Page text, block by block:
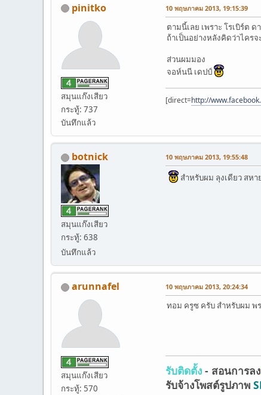
pinitko
สมุนแก๊งเสียว
กระทู้: 737
บันทึกแล้ว
10 พฤษภาคม 2013, 19:15:39
ตามนี้เลย เพราะ โรเบิร์ต
ถ้าเป็นอย่างหลังคิดว่าไคร
ส่วนผมมอง
จอห์นนี เดปป์
[direct=http://
botnick
สมุนแก๊งเสียว
กระทู้: 638
บันทึกแล้ว
10 พฤษภาคม 2013, 19:55:48
สำหรับผม ลุงเดียว สห
arunnafel
สมุนแก๊งเสียว
กระทู้: 570
10 พฤษภาคม 2013, 20:24:34
ทอม ครูซ ครับ สำหรับผม พ
รับติดตั้ง - สอนการลง
รับจ้างโพสต์รูปภาพ